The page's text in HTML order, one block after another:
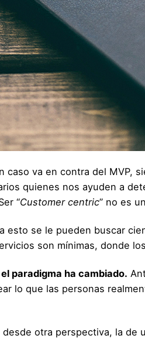
caso va en contra del MVP,
quienes nos ayuden a
“Customer centric” no es
esto se le pueden buscar
son mínimas, donde
el paradigma ha cambiado.
lo que las personas
desde otra perspectiva, la de